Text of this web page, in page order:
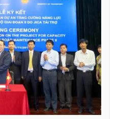
nếu không có sự chấp
VTV.vn khi phát hành lại